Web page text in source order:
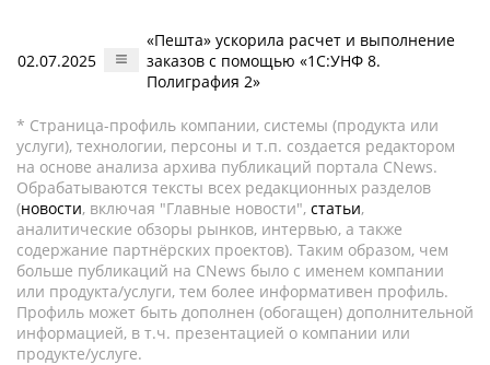
02.07.2025
«Пешта» ускорила расчет и выполнение
заказов с помощью «1С:УНФ 8.
Полиграфия 2»
* Страница-профиль компании, системы (продукта или
услуги), технологии, персоны и т.п. создается редактором
на основе анализа архива публикаций портала CNews.
Обрабатываются тексты всех редакционных разделов
(новости, включая "Главные новости", статьи,
аналитические обзоры рынков, интервью, а также
содержание партнёрских проектов). Таким образом, чем
больше публикаций на CNews было с именем компании
или продукта/услуги, тем более информативен профиль.
Профиль может быть дополнен (обогащен) дополнительной
информацией, в т.ч. презентацией о компании или
продукте/услуге.